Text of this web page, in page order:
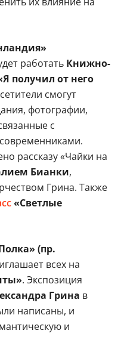
работать Книжно-
получил от него
смогут
фотографии,
с
рассказу «Чайки на
Бианки,
Грина. Также
«Светлые
(пр.
всех на
. Экспозиция
Грина в
написаны, и
и